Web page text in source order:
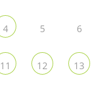
4 5 6
11 12 13